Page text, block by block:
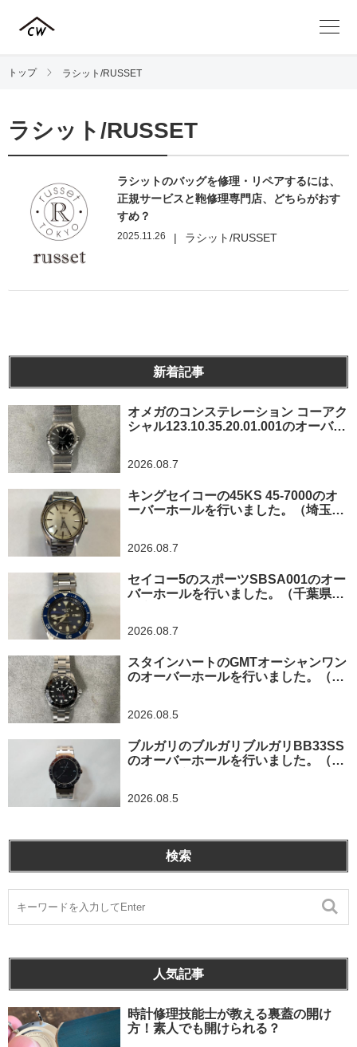
トップ ラシット/RUSSET
ラシット/RUSSET
ラシットのバッグを修理・リペアするには、
正規サービスと鞄修理専門店、どちらがおす
すめ？
2025.11.26 | ラシット/RUSSET
新着記事
オメガのコンステレーション コーアク
シャル123.10.35.20.01.001のオーバー
2026.08.7
キングセイコーの45KS 45-7000のオ
ーバーホールを行いました。（埼玉県
2026.08.7
セイコー5のスポーツSBSA001のオー
バーホールを行いました。（千葉県東
2026.08.7
スタインハートのGMTオーシャンワン
のオーバーホールを行いました。（神
2026.08.5
ブルガリのブルガリブルガリBB33SS
のオーバーホールを行いました。（埼
2026.08.5
検索
人気記事
時計修理技能士が教える裏蓋の開け
方！素人でも開けられる？